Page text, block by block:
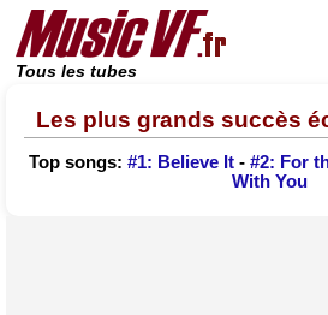
Tous les tubes
Les plus grands succès
Top songs: #1: Believe It - #2: For
With You